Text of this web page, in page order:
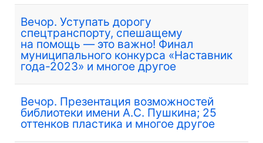
Вечор. Уступать дорогу
спецтранспорту, спешащему
на помощь — это важно! Финал
муниципального конкурса «Наставник
года-2023» и многое другое
Вечор. Презентация возможностей
библиотеки имени А.С. Пушкина; 25
оттенков пластика и многое другое